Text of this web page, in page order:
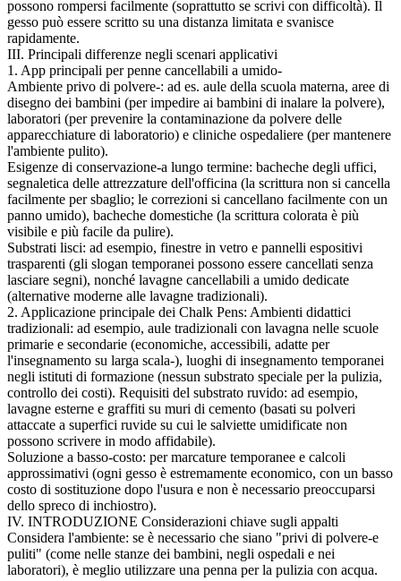
possono rompersi facilmente (soprattutto se scrivi con difficoltà). Il
gesso può essere scritto su una distanza limitata e svanisce
rapidamente.
III. Principali differenze negli scenari applicativi
1. App principali per penne cancellabili a umido-
Ambiente privo di polvere-: ad es. aule della scuola materna, aree di
disegno dei bambini (per impedire ai bambini di inalare la polvere),
laboratori (per prevenire la contaminazione da polvere delle
apparecchiature di laboratorio) e cliniche ospedaliere (per mantenere
l'ambiente pulito).
Esigenze di conservazione-a lungo termine: bacheche degli uffici,
segnaletica delle attrezzature dell'officina (la scrittura non si cancella
facilmente per sbaglio; le correzioni si cancellano facilmente con un
panno umido), bacheche domestiche (la scrittura colorata è più
visibile e più facile da pulire).
Substrati lisci: ad esempio, finestre in vetro e pannelli espositivi
trasparenti (gli slogan temporanei possono essere cancellati senza
lasciare segni), nonché lavagne cancellabili a umido dedicate
(alternative moderne alle lavagne tradizionali).
2. Applicazione principale dei Chalk Pens: Ambienti didattici
tradizionali: ad esempio, aule tradizionali con lavagna nelle scuole
primarie e secondarie (economiche, accessibili, adatte per
l'insegnamento su larga scala-), luoghi di insegnamento temporanei
negli istituti di formazione (nessun substrato speciale per la pulizia,
controllo dei costi). Requisiti del substrato ruvido: ad esempio,
lavagne esterne e graffiti su muri di cemento (basati su polveri
attaccate a superfici ruvide su cui le salviette umidificate non
possono scrivere in modo affidabile).
Soluzione a basso-costo: per marcature temporanee e calcoli
approssimativi (ogni gesso è estremamente economico, con un basso
costo di sostituzione dopo l'usura e non è necessario preoccuparsi
dello spreco di inchiostro).
IV. INTRODUZIONE Considerazioni chiave sugli appalti
Considera l'ambiente: se è necessario che siano "privi di polvere-e
puliti" (come nelle stanze dei bambini, negli ospedali e nei
laboratori), è meglio utilizzare una penna per la pulizia con acqua.